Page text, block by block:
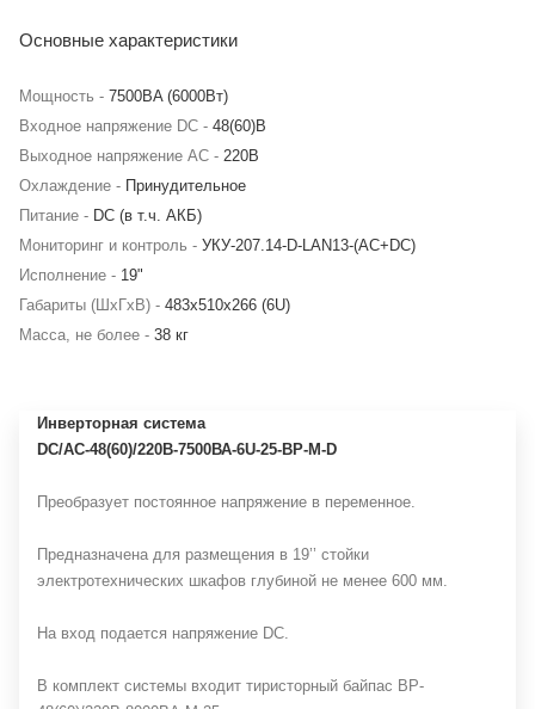
Основные характеристики
Мощность - 7500BA (6000Вт)
Входное напряжение DC - 48(60)В
Выходное напряжение AC - 220В
Охлаждение - Принудительное
Питание - DC (в т.ч. АКБ)
Мониторинг и контроль - УКУ-207.14-D-LAN13-(AC+DC)
Исполнение - 19"
Габариты (ШхГхВ) - 483х510х266 (6U)
Масса, не более - 38 кг
Инверторная система
DC/AC-48(60)/220В-7500ВА-6U-25-BP-M-D
Преобразует постоянное напряжение в переменное.
Предназначена для размещения в 19’’ стойки
электротехнических шкафов глубиной не менее 600 мм.
На вход подается напряжение DC.
В комплект системы входит тиристорный байпас BP-